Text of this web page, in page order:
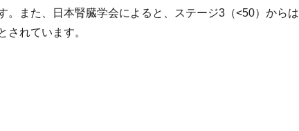
。また、日本腎臓学会によると、ステージ3（<50）からは
されています。